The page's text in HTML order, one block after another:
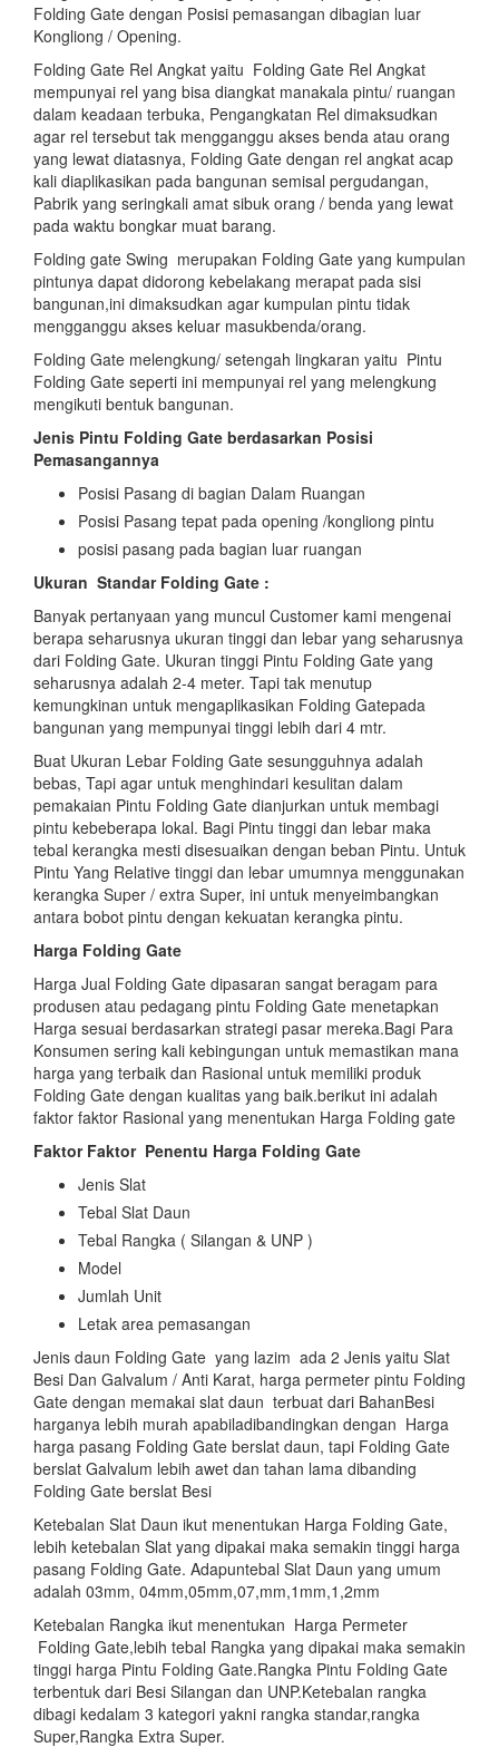
Folding Gate dengan Posisi pemasangan dibagian luar
Kongliong / Opening.
Folding Gate Rel Angkat yaitu Folding Gate Rel Angkat
mempunyai rel yang bisa diangkat manakala pintu/ ruangan
dalam keadaan terbuka, Pengangkatan Rel dimaksudkan
agar rel tersebut tak mengganggu akses benda atau orang
yang lewat diatasnya, Folding Gate dengan rel angkat acap
kali diaplikasikan pada bangunan semisal pergudangan,
Pabrik yang seringkali amat sibuk orang / benda yang lewat
pada waktu bongkar muat barang.
Folding gate Swing merupakan Folding Gate yang kumpulan
pintunya dapat didorong kebelakang merapat pada sisi
bangunan,ini dimaksudkan agar kumpulan pintu tidak
mengganggu akses keluar masukbenda/orang.
Folding Gate melengkung/ setengah lingkaran yaitu Pintu
Folding Gate seperti ini mempunyai rel yang melengkung
mengikuti bentuk bangunan.
Jenis Pintu Folding Gate berdasarkan Posisi
Pemasangannya
Posisi Pasang di bagian Dalam Ruangan
Posisi Pasang tepat pada opening /kongliong pintu
posisi pasang pada bagian luar ruangan
Ukuran Standar Folding Gate :
Banyak pertanyaan yang muncul Customer kami mengenai
berapa seharusnya ukuran tinggi dan lebar yang seharusnya
dari Folding Gate. Ukuran tinggi Pintu Folding Gate yang
seharusnya adalah 2-4 meter. Tapi tak menutup
kemungkinan untuk mengaplikasikan Folding Gatepada
bangunan yang mempunyai tinggi lebih dari 4 mtr.
Buat Ukuran Lebar Folding Gate sesungguhnya adalah
bebas, Tapi agar untuk menghindari kesulitan dalam
pemakaian Pintu Folding Gate dianjurkan untuk membagi
pintu kebeberapa lokal. Bagi Pintu tinggi dan lebar maka
tebal kerangka mesti disesuaikan dengan beban Pintu. Untuk
Pintu Yang Relative tinggi dan lebar umumnya menggunakan
kerangka Super / extra Super, ini untuk menyeimbangkan
antara bobot pintu dengan kekuatan kerangka pintu.
Harga Folding Gate
Harga Jual Folding Gate dipasaran sangat beragam para
produsen atau pedagang pintu Folding Gate menetapkan
Harga sesuai berdasarkan strategi pasar mereka.Bagi Para
Konsumen sering kali kebingungan untuk memastikan mana
harga yang terbaik dan Rasional untuk memiliki produk
Folding Gate dengan kualitas yang baik.berikut ini adalah
faktor faktor Rasional yang menentukan Harga Folding gate
Faktor Faktor Penentu Harga Folding Gate
Jenis Slat
Tebal Slat Daun
Tebal Rangka ( Silangan & UNP )
Model
Jumlah Unit
Letak area pemasangan
Jenis daun Folding Gate yang lazim ada 2 Jenis yaitu Slat
Besi Dan Galvalum / Anti Karat, harga permeter pintu Folding
Gate dengan memakai slat daun terbuat dari BahanBesi
harganya lebih murah apabiladibandingkan dengan Harga
harga pasang Folding Gate berslat daun, tapi Folding Gate
berslat Galvalum lebih awet dan tahan lama dibanding
Folding Gate berslat Besi
Ketebalan Slat Daun ikut menentukan Harga Folding Gate,
lebih ketebalan Slat yang dipakai maka semakin tinggi harga
pasang Folding Gate. Adapuntebal Slat Daun yang umum
adalah 03mm, 04mm,05mm,07,mm,1mm,1,2mm
Ketebalan Rangka ikut menentukan Harga Permeter
Folding Gate,lebih tebal Rangka yang dipakai maka semakin
tinggi harga Pintu Folding Gate.Rangka Pintu Folding Gate
terbentuk dari Besi Silangan dan UNP.Ketebalan rangka
dibagi kedalam 3 kategori yakni rangka standar,rangka
Super,Rangka Extra Super.